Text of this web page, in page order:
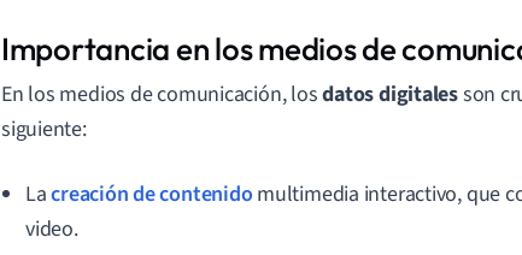
Importancia en los medios de
En los medios de comunicación, losdatos digitalesson
siguiente:
Lacreación de contenidomultimedia interactivo, que
video.